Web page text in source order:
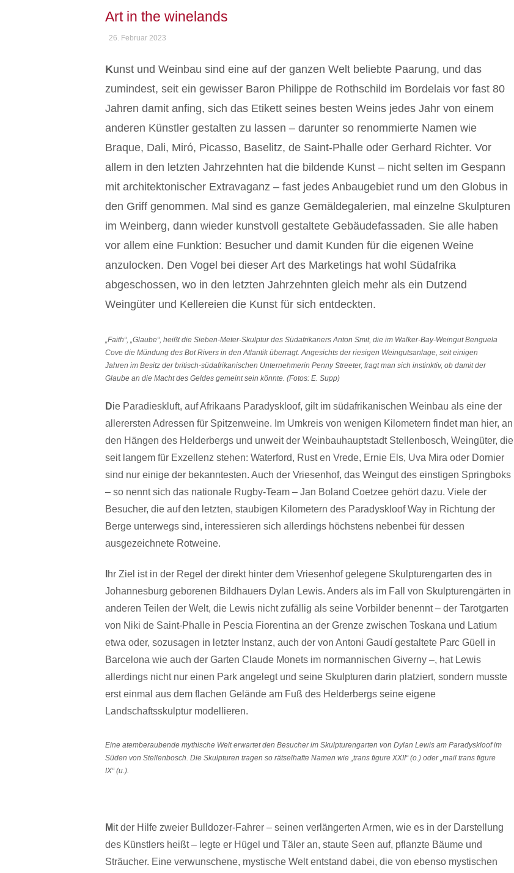
Art in the winelands
26. Februar 2023
Kunst und Weinbau sind eine auf der ganzen Welt beliebte Paarung, und das
zumindest, seit ein gewisser Baron Philippe de Rothschild im Bordelais vor fast 80
Jahren damit anfing, sich das Etikett seines besten Weins jedes Jahr von einem
anderen Künstler gestalten zu lassen – darunter so renommierte Namen wie
Braque, Dali, Miró, Picasso, Baselitz, de Saint-Phalle oder Gerhard Richter. Vor
allem in den letzten Jahrzehnten hat die bildende Kunst – nicht selten im Gespann
mit architektonischer Extravaganz – fast jedes Anbaugebiet rund um den Globus in
den Griff genommen. Mal sind es ganze Gemäldegalerien, mal einzelne Skulpturen
im Weinberg, dann wieder kunstvoll gestaltete Gebäudefassaden. Sie alle haben
vor allem eine Funktion: Besucher und damit Kunden für die eigenen Weine
anzulocken. Den Vogel bei dieser Art des Marketings hat wohl Südafrika
abgeschossen, wo in den letzten Jahrzehnten gleich mehr als ein Dutzend
Weingüter und Kellereien die Kunst für sich entdeckten.
„Faith“, „Glaube“, heißt die Sieben-Meter-Skulptur des Südafrikaners Anton Smit, die im Walker-Bay-Weingut Benguela
Cove die Mündung des Bot Rivers in den Atlantik überragt. Angesichts der riesigen Weingutsanlage, seit einigen
Jahren im Besitz der britisch-südafrikanischen Unternehmerin Penny Streeter, fragt man sich instinktiv, ob damit der
Glaube an die Macht des Geldes gemeint sein könnte. (Fotos: E. Supp)
Die Paradieskluft, auf Afrikaans Paradyskloof, gilt im südafrikanischen Weinbau als eine der
allerersten Adressen für Spitzenweine. Im Umkreis von wenigen Kilometern findet man hier, an
den Hängen des Helderbergs und unweit der Weinbauhauptstadt Stellenbosch, Weingüter, die
seit langem für Exzellenz stehen: Waterford, Rust en Vrede, Ernie Els, Uva Mira oder Dornier
sind nur einige der bekanntesten. Auch der Vriesenhof, das Weingut des einstigen Springboks
– so nennt sich das nationale Rugby-Team – Jan Boland Coetzee gehört dazu. Viele der
Besucher, die auf den letzten, staubigen Kilometern des Paradyskloof Way in Richtung der
Berge unterwegs sind, interessieren sich allerdings höchstens nebenbei für dessen
ausgezeichnete Rotweine.
hr Ziel ist in der Regel der direkt hinter dem Vriesenhof gelegene Skulpturengarten des in
Johannesburg geborenen Bildhauers Dylan Lewis. Anders als im Fall von Skulpturengärten in
anderen Teilen der Welt, die Lewis nicht zufällig als seine Vorbilder benennt – der Tarotgarten
von Niki de Saint-Phalle in Pescia Fiorentina an der Grenze zwischen Toskana und Latium
etwa oder, sozusagen in letzter Instanz, auch der von Antoni Gaudí gestaltete Parc Güell in
Barcelona wie auch der Garten Claude Monets im normannischen Giverny –, hat Lewis
allerdings nicht nur einen Park angelegt und seine Skulpturen darin platziert, sondern musste
erst einmal aus dem flachen Gelände am Fuß des Helderbergs seine eigene
Landschaftsskulptur modellieren.
Eine atemberaubende mythische Welt erwartet den Besucher im Skulpturengarten von Dylan Lewis am Paradyskloof im
Süden von Stellenbosch. Die Skulpturen tragen so rätselhafte Namen wie „trans figure XXII“ (o.) oder „mail trans figure
IX“ (u.).
Mit der Hilfe zweier Bulldozer-Fahrer – seinen verlängerten Armen, wie es in der Darstellung
des Künstlers heißt – legte er Hügel und Täler an, staute Seen auf, pflanzte Bäume und
Sträucher. Eine verwunschene, mystische Welt entstand dabei, die von ebenso mystischen